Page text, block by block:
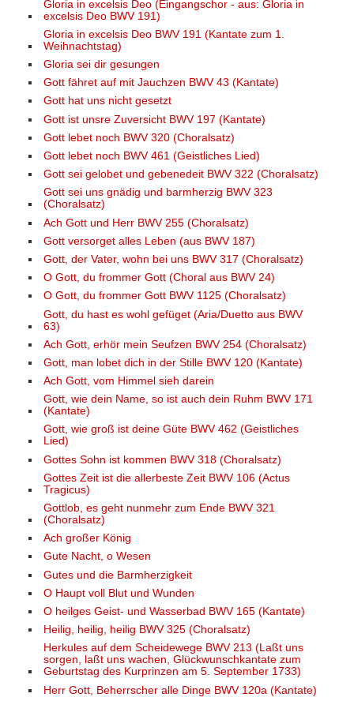
Gloria in excelsis Deo (Eingangschor - aus: Gloria in
excelsis Deo BWV 191)
Gloria in excelsis Deo BWV 191 (Kantate zum 1.
Weihnachtstag)
Gloria sei dir gesungen
Gott fähret auf mit Jauchzen BWV 43 (Kantate)
Gott hat uns nicht gesetzt
Gott ist unsre Zuversicht BWV 197 (Kantate)
Gott lebet noch BWV 320 (Choralsatz)
Gott lebet noch BWV 461 (Geistliches Lied)
Gott sei gelobet und gebenedeit BWV 322 (Choralsatz)
Gott sei uns gnädig und barmherzig BWV 323
(Choralsatz)
Ach Gott und Herr BWV 255 (Choralsatz)
Gott versorget alles Leben (aus BWV 187)
Gott, der Vater, wohn bei uns BWV 317 (Choralsatz)
O Gott, du frommer Gott (Choral aus BWV 24)
O Gott, du frommer Gott BWV 1125 (Choralsatz)
Gott, du hast es wohl gefüget (Aria/Duetto aus BWV
63)
Ach Gott, erhör mein Seufzen BWV 254 (Choralsatz)
Gott, man lobet dich in der Stille BWV 120 (Kantate)
Ach Gott, vom Himmel sieh darein
Gott, wie dein Name, so ist auch dein Ruhm BWV 171
(Kantate)
Gott, wie groß ist deine Güte BWV 462 (Geistliches
Lied)
Gottes Sohn ist kommen BWV 318 (Choralsatz)
Gottes Zeit ist die allerbeste Zeit BWV 106 (Actus
Tragicus)
Gottlob, es geht nunmehr zum Ende BWV 321
(Choralsatz)
Ach großer König
Gute Nacht, o Wesen
Gutes und die Barmherzigkeit
O Haupt voll Blut und Wunden
O heilges Geist- und Wasserbad BWV 165 (Kantate)
Heilig, heilig, heilig BWV 325 (Choralsatz)
Herkules auf dem Scheidewege BWV 213 (Laßt uns
sorgen, laßt uns wachen, Glückwunschkantate zum
Geburtstag des Kurprinzen am 5. September 1733)
Herr Gott, Beherrscher alle Dinge BWV 120a (Kantate)